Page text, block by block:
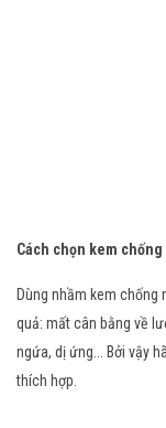
Cách chọn kem
Dùng nhầm kem
quả: mất cân bằng về
ngứa, dị ứng... Bởi vậy
thích hợp.